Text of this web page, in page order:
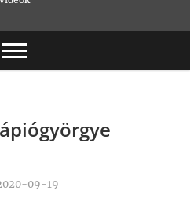
09-19